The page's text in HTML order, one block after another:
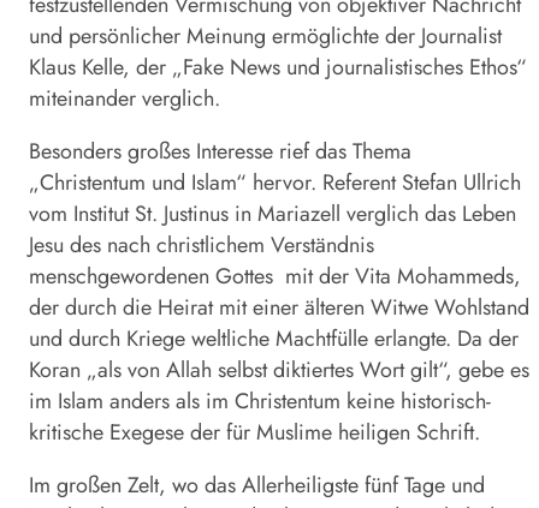
und persönlicher Meinung ermöglichte der Journalist
Klaus Kelle, der „Fake News und journalistisches Ethos“
miteinander verglich.
Besonders großes Interesse rief das Thema
„Christentum und Islam“ hervor. Referent Stefan Ullrich
vom Institut St. Justinus in Mariazell verglich das Leben
Jesu des nach christlichem Verständnis
menschgewordenen Gottes mit der Vita Mohammeds,
der durch die Heirat mit einer älteren Witwe Wohlstand
und durch Kriege weltliche Machtfülle erlangte. Da der
Koran „als von Allah selbst diktiertes Wort gilt“, gebe es
im Islam anders als im Christentum keine historisch-
kritische Exegese der für Muslime heiligen Schrift.
Im großen Zelt, wo das Allerheiligste fünf Tage und